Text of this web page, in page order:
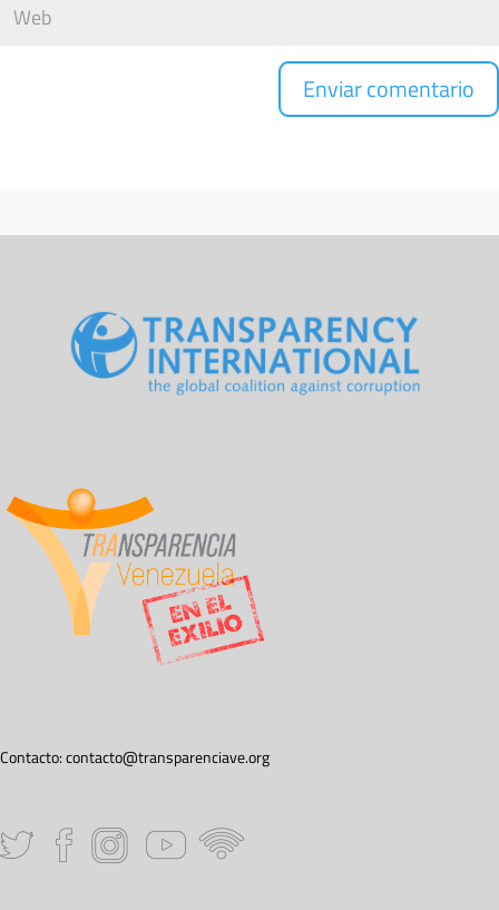
Contacto:contacto@transparenciave.org